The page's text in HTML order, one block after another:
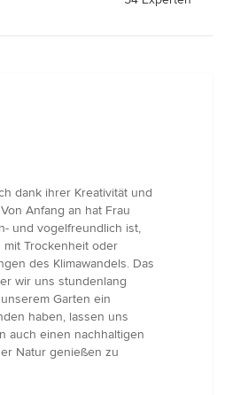
dank ihrer Kreativität und
Anfang an hat Frau
und vogelfreundlich ist,
Trockenheit oder
des Klimawandels. Das
wir uns stundenlang
Garten ein
haben, lassen uns
auch einen nachhaltigen
Natur genießen zu